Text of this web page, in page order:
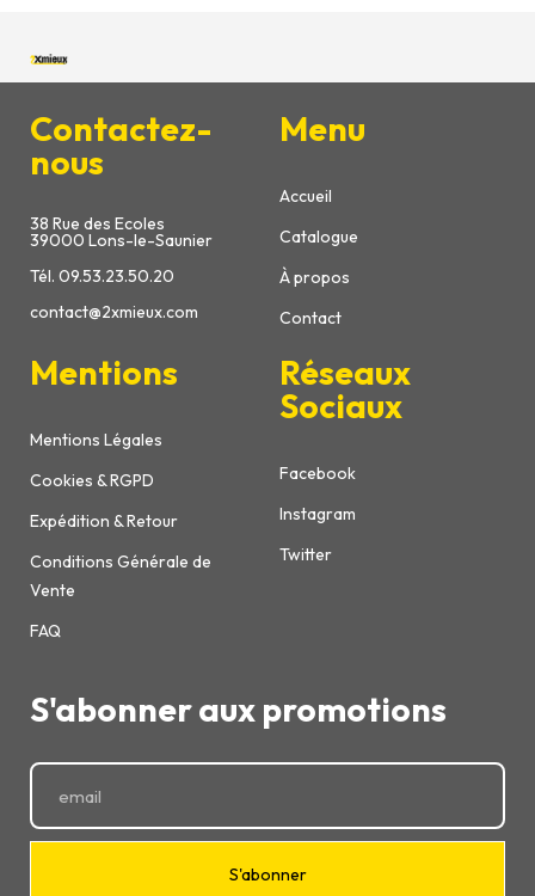
Contactez-
nous
38 Rue des Ecoles
39000 Lons-le-Saunier
Tél. 09.53.23.50.20
contact@2xmieux.com
Menu
Accueil
Catalogue
À propos
Contact
Mentions
Mentions Légales
Cookies & RGPD
Expédition & Retour
Conditions Générale de
Vente
FAQ
Réseaux
Sociaux
Facebook
Instagram
Twitter
S'abonner aux promotions
S'abonner